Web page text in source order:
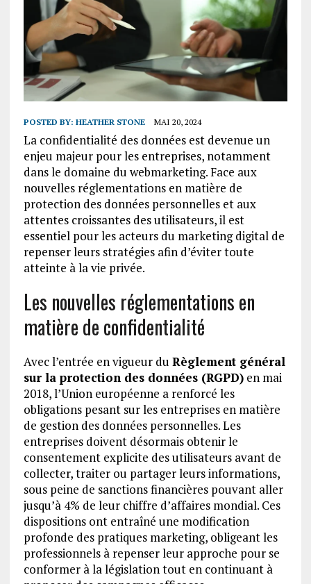
POSTED BY: HEATHER STONE MAI 20, 2024
La confidentialité des données est devenue un
enjeu majeur pour les entreprises, notamment
dans le domaine du webmarketing. Face aux
nouvelles réglementations en matière de
protection des données personnelles et aux
attentes croissantes des utilisateurs, il est
essentiel pour les acteurs du marketing digital de
repenser leurs stratégies afin d’éviter toute
atteinte à la vie privée.
Les nouvelles réglementations en
matière de confidentialité
Avec l’entrée en vigueur du Règlement général
sur la protection des données (RGPD)en mai
2018, l’Union européenne a renforcé les
obligations pesant sur les entreprises en matière
de gestion des données personnelles. Les
entreprises doivent désormais obtenir le
consentement explicite des utilisateurs avant de
collecter, traiter ou partager leurs informations,
sous peine de sanctions financières pouvant aller
jusqu’à 4% de leur chiffre d’affaires mondial. Ces
dispositions ont entraîné une modification
profonde des pratiques marketing, obligeant les
professionnels à repenser leur approche pour se
conformer à la législation tout en continuant à